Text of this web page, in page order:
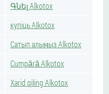
Գնել Alkotox
купіць Alkotox
Сатып алыңыз Alkotox
Cumpără Alkotox
Xarid qiling Alkotox